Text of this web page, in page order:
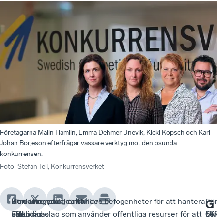
Företagarna Malin Hamlin, Emma Dehmer Unevik, Kicki Kopsch och Karl
Johan Börjeson efterfrågar vassare verktyg mot den osunda
konkurrensen.
Foto: Stefan Tell, Konkurrensverket
Konkurrensbegränsande
offentlig
Utredningen
välkomnas
–
För
Hon efterlyser kraftfullare befogenheter för att hantera
statliga bolag som använder offentliga resurser för att
–
G
–